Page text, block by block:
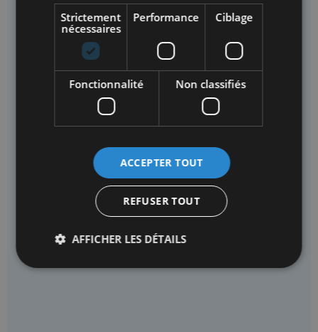
Le béton
Strictement
nécessaires
Performance Ciblage
Fonctionnalité Non classifiés
ACCEPTER TOUT
REFUSER TOUT
AFFICHER LES DÉTAILS